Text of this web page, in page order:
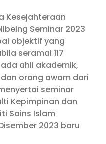
Kesejahteraan
Seminar 2023
objektif yang
seramai 117
ahli akademik,
orang awam dari
seminar
Kepimpinan dan
Sains Islam
2023 baru